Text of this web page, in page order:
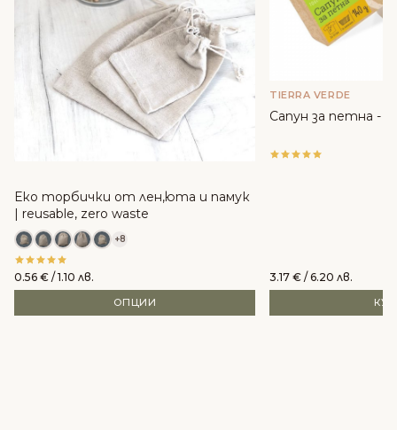
Еко торбички от лен,юта и памук
| reusable, zero waste
+8
0.56 € / 1.10 лв.
ОПЦИИ
TIERRA VERDE
Сапун за петна -
3.17 € / 6.20 лв.